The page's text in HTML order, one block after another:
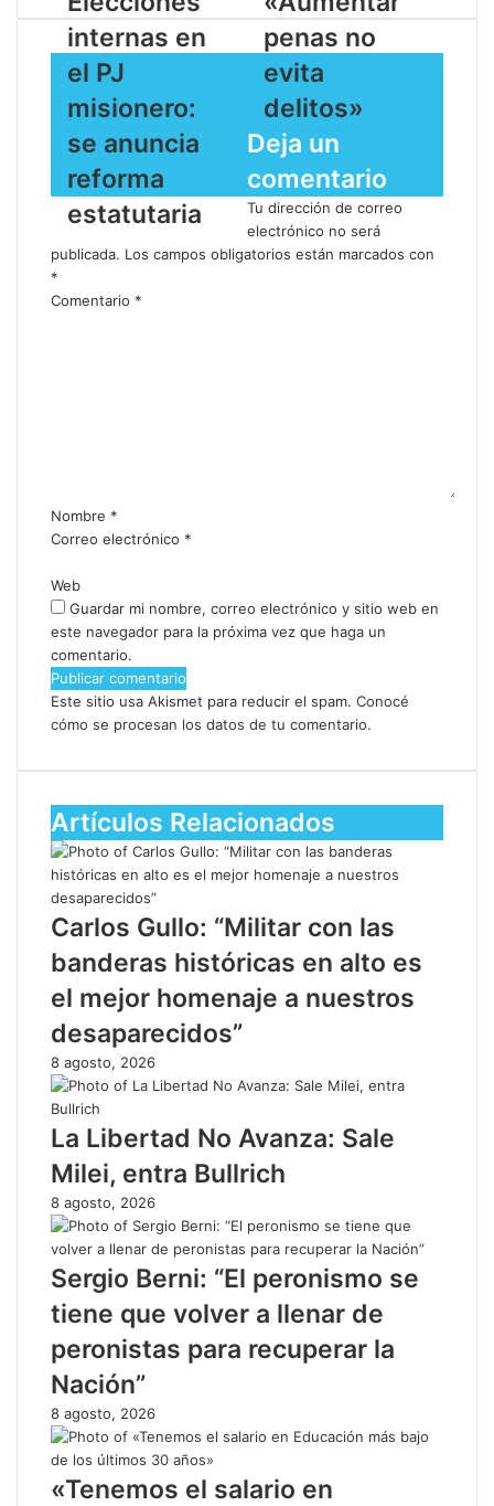
internas en
el PJ
misionero:
se anuncia
reforma
estatutaria
penas no
evita
delitos»
Deja un
comentario
Tu dirección de correo
electrónico no será
publicada. Los campos obligatorios están marcados con
*
Comentario *
Nombre *
Correo electrónico *
Web
Guardar mi nombre, correo electrónico y sitio web en
este navegador para la próxima vez que haga un
comentario.
Este sitio usa Akismet para reducir el spam. Conocé
cómo se procesan los datos de tu comentario.
Artículos Relacionados
Carlos Gullo: “Militar con las
banderas históricas en alto es
el mejor homenaje a nuestros
desaparecidos”
8 agosto, 2026
​La Libertad No Avanza: Sale
Milei, entra Bullrich
8 agosto, 2026
Sergio Berni: “El peronismo se
tiene que volver a llenar de
peronistas para recuperar la
Nación”
8 agosto, 2026
​«Tenemos el salario en